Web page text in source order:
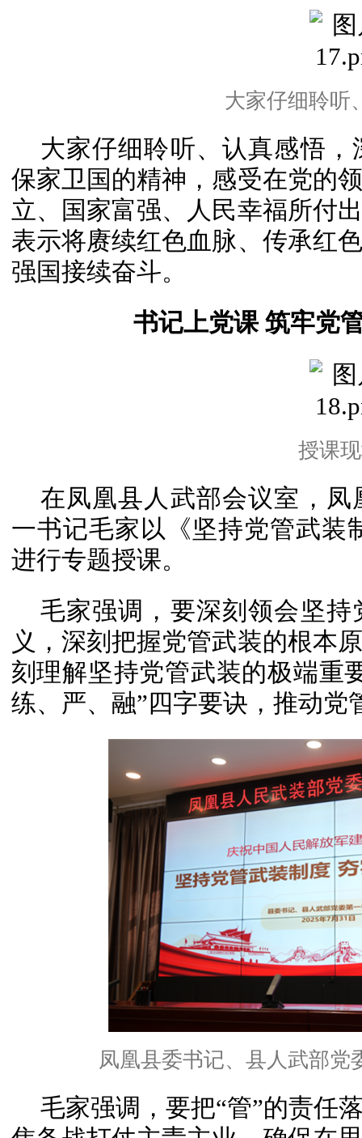
大家仔细聆听
大家仔细聆听、认真感悟
保家卫国的精神，感受在党的
立、国家富强、人民幸福所付
表示将赓续红色血脉、传承红
强国接续奋斗。
书记上党课 筑牢党
授课
在凤凰县人武部会议室，
一书记毛家以《坚持党管武装
进行专题授课。
毛家强调，要深刻领会坚
义，深刻把握党管武装的根本
刻理解坚持党管武装的极端重
练、严、融”四字要诀，推动党
凤凰县委书记、县人武部党
毛家强调，要把“管”的责任